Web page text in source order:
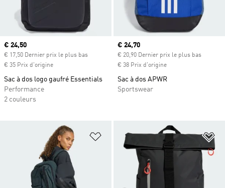
Prix actuel
€ 24,50
€ 17,50 Dernier prix le plus bas
€ 35 Prix d'origine
Sac à dos logo gaufré Essentials
Performance
2 couleurs
Prix actuel
€ 24,70
€ 20,90 Dernier prix le plus bas
€ 38 Prix d'origine
Sac à dos APWR
Sportswear
Ajouter à la Liste de produits